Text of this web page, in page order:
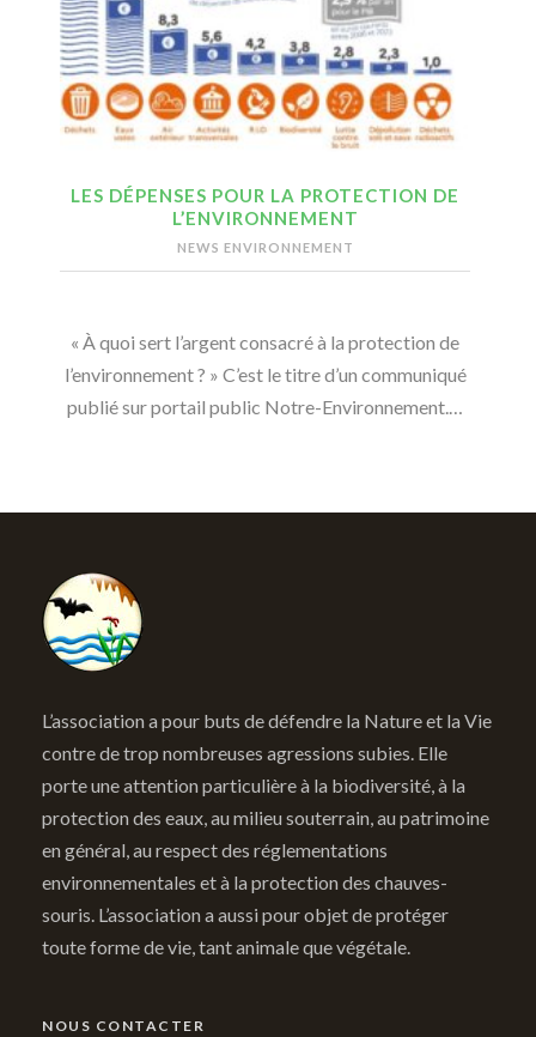
LES DÉPENSES POUR LA PROTECTION DE
L’ENVIRONNEMENT
NEWS ENVIRONNEMENT
« À quoi sert l’argent consacré à la protection de
l’environnement ? » C’est le titre d’un communiqué
publié sur portail public Notre-Environnement.…
L’association a pour buts de défendre la Nature et la Vie
contre de trop nombreuses agressions subies. Elle
porte une attention particulière à la biodiversité, à la
protection des eaux, au milieu souterrain, au patrimoine
en général, au respect des réglementations
environnementales et à la protection des chauves-
souris. L’association a aussi pour objet de protéger
toute forme de vie, tant animale que végétale.
NOUS CONTACTER